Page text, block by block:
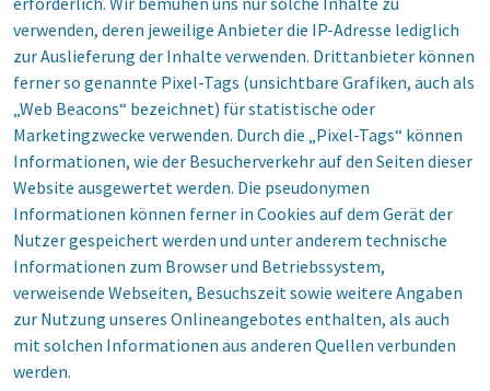
verwenden, deren jeweilige Anbieter die IP-Adresse lediglich
zur Auslieferung der Inhalte verwenden. Drittanbieter können
ferner so genannte Pixel-Tags (unsichtbare Grafiken, auch als
„Web Beacons“ bezeichnet) für statistische oder
Marketingzwecke verwenden. Durch die „Pixel-Tags“ können
Informationen, wie der Besucherverkehr auf den Seiten dieser
Website ausgewertet werden. Die pseudonymen
Informationen können ferner in Cookies auf dem Gerät der
Nutzer gespeichert werden und unter anderem technische
Informationen zum Browser und Betriebssystem,
verweisende Webseiten, Besuchszeit sowie weitere Angaben
zur Nutzung unseres Onlineangebotes enthalten, als auch
mit solchen Informationen aus anderen Quellen verbunden
werden.